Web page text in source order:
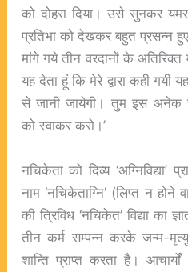
को दोहरा दिया। उसे सुनकर
प्रतिभा को देखकर बहुत प्रसन्न
मांगे गये तीन वरदानों के
यह देता हूं कि मेरे द्वारा कही गयी
से जानी जायेगी। तुम इस अनेक
को स्वाकर करो।’
नचिकेता को दिव्य ‘अग्निविद्या’
नाम ‘नचिकेताग्नि’ (लिप्त न होने
की त्रिविध ‘नचिकेत’ विद्या का
तीन कर्म सम्पन्न करके जन्म-
शान्ति प्राप्त करता है। आचार्यों